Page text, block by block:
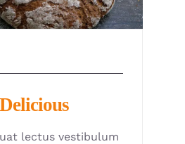
lectus vestibulum